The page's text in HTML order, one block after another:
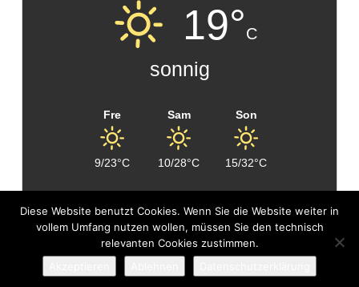
19°C
sonnig
Fre
9/23°C
Sam
10/28°C
Son
15/32°C
COPYRIGHT © 2026 |FIRST MAGDESIGNED BY
THEMES4WP
Diese Website benutzt Cookies. Wenn Sie die Website weiter in
vollem Umfang nutzen wollen, müssen Sie den technisch
relevanten Cookies zustimmen.